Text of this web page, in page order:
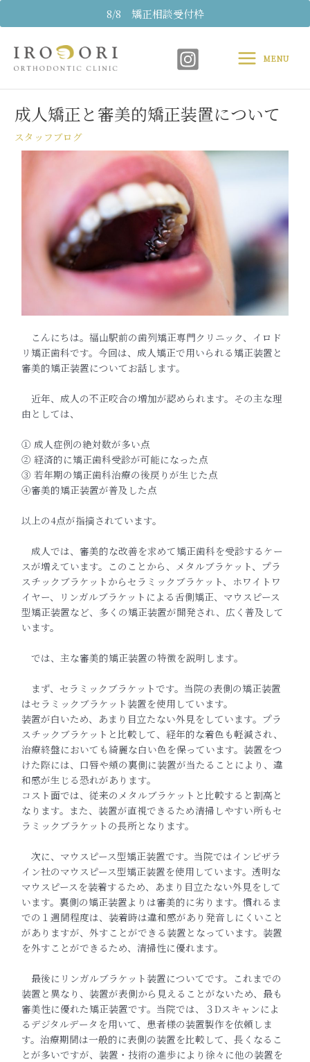
8/8 矯正相談受付枠
容
MenuMENU
成人矯正と審美的矯正装置について
スタッフブログ
‎‎ こんにちは。福山駅前の歯列矯正専門クリニック、 イロド
リ矯正歯科です。今回は、 成人矯正で用いられる矯正装置と
審美的矯正装置についてお話します。
‎ 近年、成人の不正咬合の増加が認められます。 その主な理
由としては、
① 成人症例の絶対数が多い点
② 経済的に矯正歯科受診が可能になった点
③ 若年期の矯正歯科治療の後戻りが生じた点
④審美的矯正装置が普及した点
以上の4点が指摘されています。
‎ 成人では、審美的な改善を求めて矯正歯科を受診するケー
スが増えています。 このことから、メタルブラケット、プラ
スチックブラケットからセラミックブラケット、ホワイトワ
イヤー、リンガルブラケットによる舌側矯正、マウスピース
型矯正装置など、 多くの矯正装置が開発され、広く普及して
います。
‎ では、主な審美的矯正装置の特徴を説明します。
‎ まず、セラミックブラケットです。当院の表側の矯正装置
はセラミックブラケット装置を使用しています。
装置が白いため、あまり目立たない外見をしています。プラ
スチックブラケットと比較して、経年的な着色も軽減され、
治療終盤においても綺麗な白い色を保っています。装置をつ
けた際には、口唇や頬の裏側に装置が当たることにより、違
和感が生じる恐れがあります。
コスト面では、従来のメタルブラケットと比較すると割高と
なります。また、装置が直視できるため清掃しやすい所もセ
ラミックブラケットの長所となります。
‎ 次に、マウスピース型矯正装置です。当院ではインビザラ
イン社のマウスピース型矯正装置を使用しています。透明な
マウスピースを装着するため、 あまり目立たない外見をして
います。裏側の矯正装置よりは審美的に劣ります。慣れるま
での１週間程度は、装着時は違和感があり発音しにくいこと
がありますが、外すことができる装置となっています。装置
を外すことができるため、清掃性に優れます。
最後にリンガルブラケット装置についてです。これまでの
装置と異なり、装置が表側から見えることがないため、最も
審美性に優れた矯正装置です。当院では、３Dスキャンによ
るデジタルデータを用いて、患者様の装置製作を依頼しま
す。治療期間は一般的に表側の装置を比較して、長くなるこ
とが多いですが、装置・技術の進歩により徐々に他の装置を